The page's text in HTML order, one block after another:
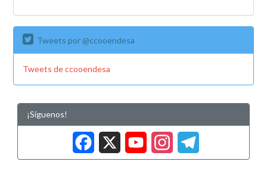
Tweets por @ccooendesa
Tweets de ccooendesa
¡Síguenos!
Facebook
X